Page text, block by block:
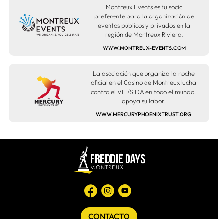
WWW.MONTREUX-EVENTS.COM
Montreux Events es tu socio
preferente para la organización de
eventos públicos y privados en la
región de Montreux Riviera.
WWW.MERCURYPHOENIXTRUST.ORG
La asociación que organiza la noche
oficial en el Casino de Montreux lucha
contra el VIH/SIDA en todo el mundo,
apoya su labor.
CONTACTO